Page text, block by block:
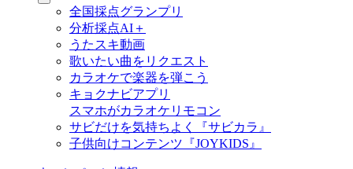
全国採点グランプリ
分析採点AI＋
うたスキ動画
歌いたい曲をリクエスト
カラオケで楽器を弾こう
キョクナビアプリ
スマホがカラオケリモコン
サビだけを気持ちよく『サビカラ』
子供向けコンテンツ『JOYKIDS』